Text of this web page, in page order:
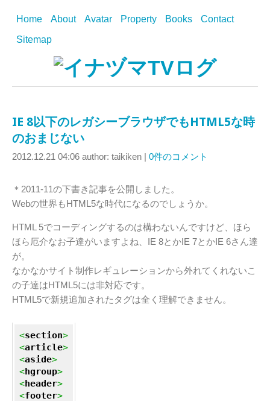
Home About Avatar Property Books
Contact
Sitemap
IE 8以下のレガシーブラウザでもHTML5な時
のおまじない
2012.12.21 04:06 author: taikiken | 0件のコメント
＊2011-11の下書き記事を公開しました。
Webの世界もHTML5な時代になるのでしょうか。
HTML 5でコーディングするのは構わないんですけど、ほら
ほら厄介なお子達がいますよね、IE 8とかIE 7とかIE 6さん達
が。
なかなかサイト制作レギュレーションから外れてくれないこ
の子達はHTML5には非対応です。
HTML5で新規追加されたタグは全く理解できません。
<section>
<article>
<aside>
<hgroup>
<header>
<footer>